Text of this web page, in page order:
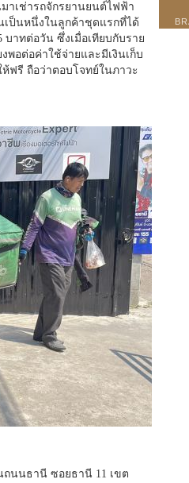
าเช่ารถจักรยานยนต์ไฟฟ้า
เป็นหนึ่งในลูกค้าชุดแรกที่ได้
าทต่อวัน ซึ่งเมื่อเทียบกับราย
พอต่อค่าใช้จ่ายและมีเงินเก็บ
ฟรี ถือว่าตอบโจทย์ในภาวะ
ถนนธานี ซอยธานี 11 เขต